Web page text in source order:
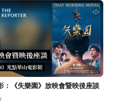
：《失樂園》放映會暨映後座談